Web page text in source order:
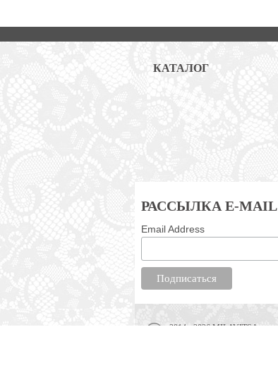
КАТАЛОГ
РАССЫЛКА E-MAIL
Email Address
2014 - 2026 MILAVITSA